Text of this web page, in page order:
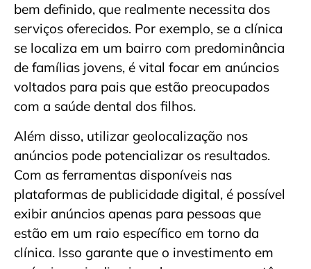
bem definido, que realmente necessita dos
serviços oferecidos. Por exemplo, se a clínica
se localiza em um bairro com predominância
de famílias jovens, é vital focar em anúncios
voltados para pais que estão preocupados
com a saúde dental dos filhos.
Além disso, utilizar geolocalização nos
anúncios pode potencializar os resultados.
Com as ferramentas disponíveis nas
plataformas de publicidade digital, é possível
exibir anúncios apenas para pessoas que
estão em um raio específico em torno da
clínica. Isso garante que o investimento em